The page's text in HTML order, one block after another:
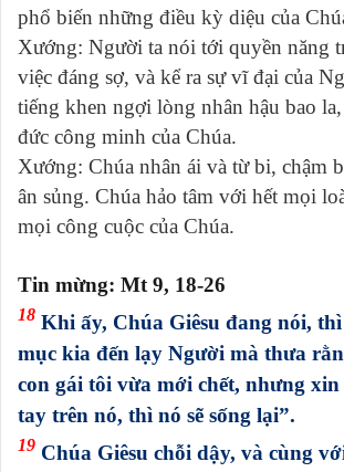
phổ biến những điều kỳ diệu của
Xướng: Người ta nói tới quyền năng
việc đáng sợ, và kể ra sự vĩ đại của
tiếng khen ngợi lòng nhân hậu bao
đức công minh của Chúa.
Xướng: Chúa nhân ái và từ bi, chậm
ân sủng. Chúa hảo tâm với hết mọi
mọi công cuộc của Chúa.
Tin mừng: Mt 9, 18-26
18 Khi ấy, Chúa Giêsu đang nói,
mục kia đến lạy Người mà thưa
con gái tôi vừa mới chết, nhưng
tay trên nó, thì nó sẽ sống lại”.
19 Chúa Giêsu chỗi dậy, và cùng